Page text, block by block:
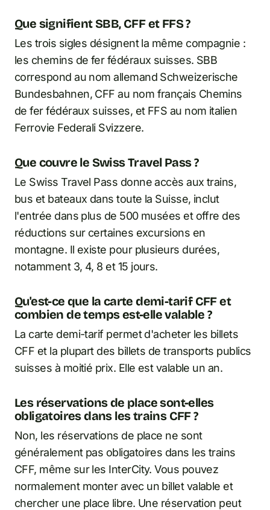
Que signifient SBB, CFF et FFS ?
Les trois sigles désignent la même compagnie :
les chemins de fer fédéraux suisses. SBB
correspond au nom allemand Schweizerische
Bundesbahnen, CFF au nom français Chemins
de fer fédéraux suisses, et FFS au nom italien
Ferrovie Federali Svizzere.
Que couvre le Swiss Travel Pass ?
Le Swiss Travel Pass donne accès aux trains,
bus et bateaux dans toute la Suisse, inclut
l'entrée dans plus de 500 musées et offre des
réductions sur certaines excursions en
montagne. Il existe pour plusieurs durées,
notamment 3, 4, 8 et 15 jours.
Qu'est-ce que la carte demi-tarif CFF et
combien de temps est-elle valable ?
La carte demi-tarif permet d'acheter les billets
CFF et la plupart des billets de transports publics
suisses à moitié prix. Elle est valable un an.
Les réservations de place sont-elles
obligatoires dans les trains CFF ?
Non, les réservations de place ne sont
généralement pas obligatoires dans les trains
CFF, même sur les InterCity. Vous pouvez
normalement monter avec un billet valable et
chercher une place libre. Une réservation peut